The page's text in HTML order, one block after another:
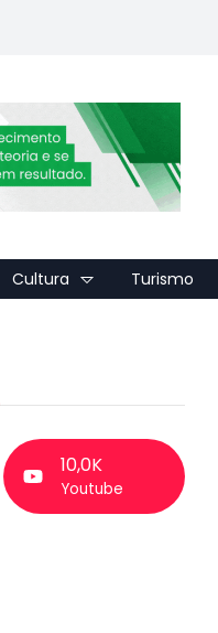
Cultura Turismo
10,0K
Youtube